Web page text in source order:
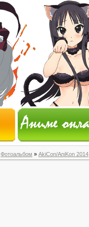
Фотоальбом » AkiCon/AniKon 2014